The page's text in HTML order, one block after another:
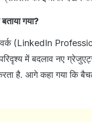
गया?
(LinkedIn
परिदृश्य में बदलाव नए
है. आगे कहा गया कि